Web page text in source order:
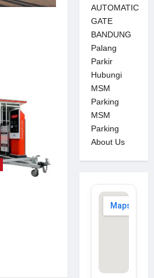
AUTOMATIC
GATE
BANDUNG
Palang
Parkir
Hubungi
MSM
Parking
MSM
Parking
About Us